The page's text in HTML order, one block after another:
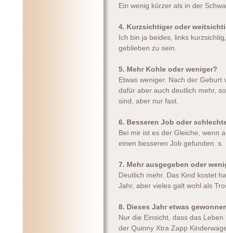
Ein wenig kürzer als in der
4. Kurzsichtiger oder
Ich bin ja beides, links
geblieben zu sein.
5. Mehr Kohle oder weniger?
Etwas weniger. Nach der
dafür aber auch deutlich mehr,
sind, aber nur fast.
6. Besseren Job oder
Bei mir ist es der Gleiche, wenn
einen besseren Job gefunden. s.
7. Mehr ausgegeben oder
Deutlich mehr. Das Kind kostet
Jahr, aber vieles galt wohl als
8. Dieses Jahr etwas
Nur die Einsicht, dass das
der Quinny Xtra Zapp